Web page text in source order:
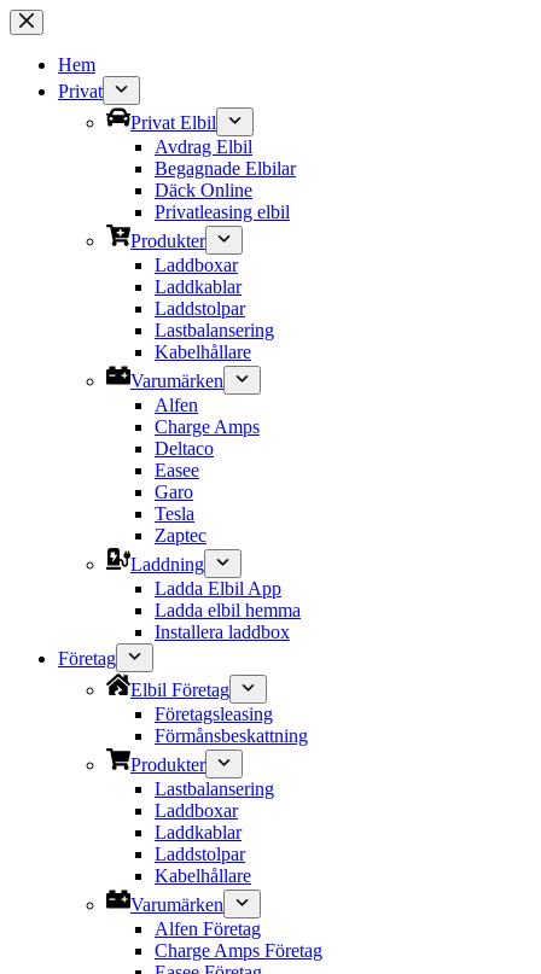
Hoppa
till
innehållHem
Privat
Privat Elbil
Avdrag Elbil
Begagnade Elbilar
Däck Online
Privatleasing elbil
Produkter
Laddboxar
Laddkablar
Laddstolpar
Lastbalansering
Kabelhållare
Varumärken
Alfen
Charge Amps
Deltaco
Easee
Garo
Tesla
Zaptec
Laddning
Ladda Elbil App
Ladda elbil hemma
Installera laddbox
Företag
Elbil Företag
Företagsleasing
Förmånsbeskattning
Produkter
Lastbalansering
Laddboxar
Laddkablar
Laddstolpar
Kabelhållare
Varumärken
Alfen Företag
Charge Amps Företag